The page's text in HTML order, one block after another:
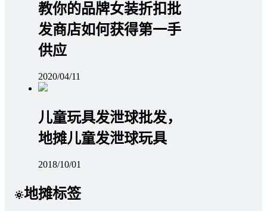
教你的品牌女装折扣批
发商店如何获得第一手
供应
2020/04/11
儿童玩具发泄球批发，
地摊儿童发泄球玩具
2018/10/01
地摊标签